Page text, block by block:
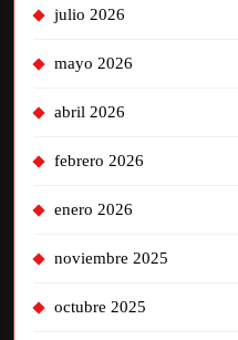
julio 2026
mayo 2026
abril 2026
febrero 2026
enero 2026
noviembre 2025
octubre 2025